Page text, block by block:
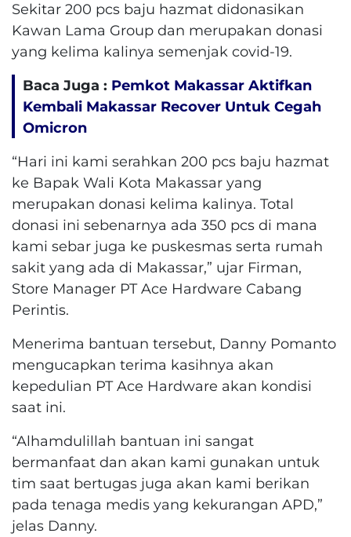
Sekitar 200 pcs baju hazmat didonasikan
Kawan Lama Group dan merupakan donasi
yang kelima kalinya semenjak covid-19.
Baca Juga : Pemkot Makassar Aktifkan
Kembali Makassar Recover Untuk Cegah
Omicron
“Hari ini kami serahkan 200 pcs baju hazmat
ke Bapak Wali Kota Makassar yang
merupakan donasi kelima kalinya. Total
donasi ini sebenarnya ada 350 pcs di mana
kami sebar juga ke puskesmas serta rumah
sakit yang ada di Makassar,” ujar Firman,
Store Manager PT Ace Hardware Cabang
Perintis.
Menerima bantuan tersebut, Danny Pomanto
mengucapkan terima kasihnya akan
kepedulian PT Ace Hardware akan kondisi
saat ini.
“Alhamdulillah bantuan ini sangat
bermanfaat dan akan kami gunakan untuk
tim saat bertugas juga akan kami berikan
pada tenaga medis yang kekurangan APD,”
jelas Danny.